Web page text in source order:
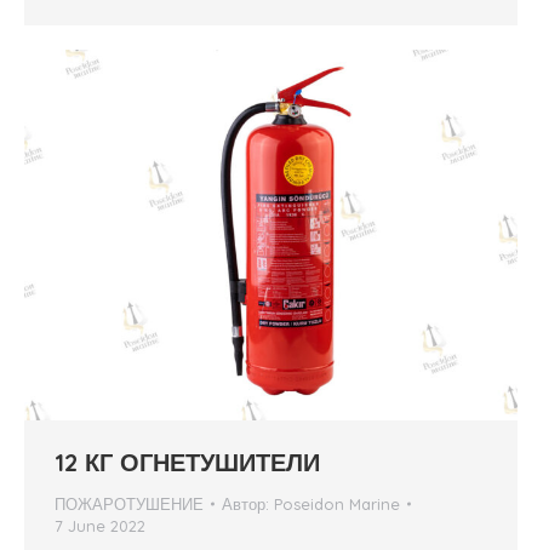
12 КГ ОГНЕТУШИТЕЛИ
ПОЖАРОТУШЕНИЕ Автор: Poseidon Marine
7 June 2022